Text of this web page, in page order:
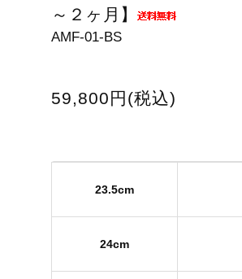
～２ヶ月】
AMF-01-BS
59,800円(税込)
23.5cm
24cm